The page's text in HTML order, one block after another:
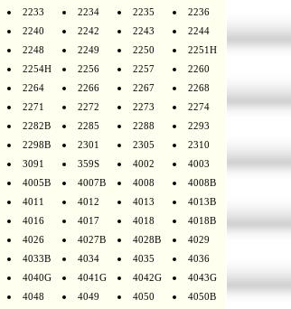
2233 2234 2235
2236
2240 2242 2243
2244
2248 2249 2250
2251H
2254H 2256 2257
2260
2264 2266 2267
2268
2271 2272 2273
2274
2282B 2285 2288
2293
2298B 2301 2305
2310
3091 359S 4002
4003
4005B 4007B 4008
4008B
4011 4012 4013
4013B
4016 4017 4018
4018B
4026 4027B 4028B
4029
4033B 4034 4035
4036
4040G 4041G 4042G
4043G
4048 4049 4050
4050B